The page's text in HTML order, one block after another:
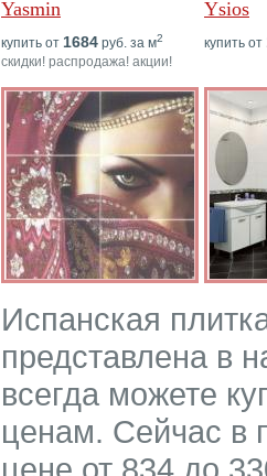
Yasmin
купить от 1684 руб. за м2
скидки! распродажа! акции!
Ysios
купить от
Испанская
представлена в
всегда можете
ценам. Сейчас в